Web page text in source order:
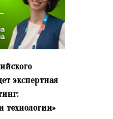
экспертная